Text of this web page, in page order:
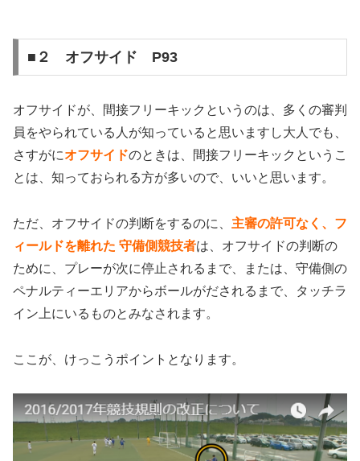
■２ オフサイド P93
オフサイドが、間接フリーキックというのは、多くの審判
員をやられている人が知っていると思いますし大人でも、
さすがにオフサイドのときは、間接フリーキックというこ
とは、知っておられる方が多いので、いいと思います。
ただ、オフサイドの判断をするのに、 主審の許可なく、フ
ィールドを離れた 守備側競技者は、オフサイドの判断の
ために、プレーが次に停止されるまで、または、守備側の
ペナルティーエリアからボールがだされるまで、タッチラ
イン上にいるものとみなされます。
ここが、けっこうポイントとなります。